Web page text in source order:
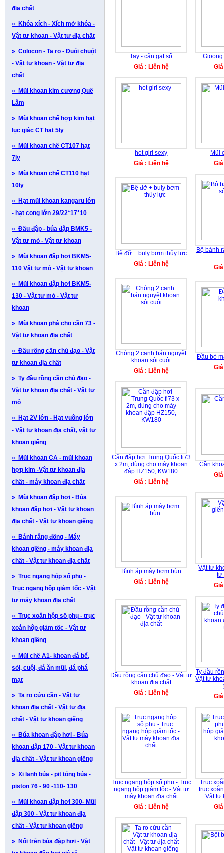
đia chất
» Khóa xích - Xích mở khóa -
Vật tư khoan - Vật tư địa chất
» Colocon - Ta ro - Đuôi chuột
- Vật tư khoan - Vật tư địa
chất
» Mũi khoan kim cương Quế
Lâm
» Mũi khoan chế hợp kim hạt
lục giác CT hat 5ly
» Mũi khoan chế CT107 hạt
7ly
» Mũi khoan chế CT110 hạt
10ly
» Hạt mũi khoan kangaru lớn
- hạt cong lớn 29/22*17*10
» Đầu đập - búa đập BMK5 -
Vật tư mỏ - Vật tư khoan
» Mũi khoan đập hơi BKM5-
110 Vật tư mỏ - Vật tư khoan
» Mũi khoan đập hơi BKM5-
130 - Vật tư mỏ - Vật tư
khoan
» Mũi khoan phá cho cần 73 -
Vật tư khoan địa chất
» Đầu rồng cần chủ đạo - Vật
tư khoan địa chất
» Ty đầu rồng cần chủ đạo -
Vật tư khoan địa chất - Vật tư
mỏ
» Hạt 2V lớn - Hạt vuông lớn
- Vật tư khoan địa chất, vật tư
khoan giếng
» Mũi khoan CA - mũi khoan
hợp kim -Vật tư khoan địa
chất - máy khoan địa chất
» Mũi khoan đập hơi - Búa
khoan đập hơi - Vật tư khoan
địa chất - Vật tư khoan giếng
» Bánh răng đồng - Máy
khoan giếng - máy khoan địa
chất - Vật tư khoan địa chất
» Trục ngang hộp số phụ -
Trục ngang hộp giảm tốc - Vật
tư máy khoan địa chất
» Trục xoắn hộp số phụ - trục
xoắn hộp giảm tốc - Vật tư
khoan giếng
» Mũi chế A1- khoan đá bể,
sỏi, cuội, đá ăn mũi, đá phá
mạt
» Ta ro cứu cần - Vật tư
khoan địa chất - Vật tư địa
chất - Vật tư khoan giếng
» Búa khoan đập hơi - Búa
khoan đập 170 - Vật tư khoan
địa chất - Vật tư khoan giếng
» Xi lanh búa - pit tông búa -
piston 76 - 90 -110- 130
» Mũi khoan đập hơi 300- Mũi
đập 300 - Vật tư khoan địa
chất - Vật tư khoan giếng
» Nối trên búa đập hơi - Vật
Tay - cần gạt số
Giá : Liên hệ
hot girl sexy
Giá : Liên hệ
Mũi
Bệ đỡ + buly bơm thủy lực
Giá : Liên hệ
Bộ bánh
Chòng 2 cạnh bán nguyệt
khoan sỏi cuội
Giá : Liên hệ
Đầu bò
Cần đập hơi Trung Quốc fi73
x 2m, dùng cho máy khoan
đập HZ150, KW180
Giá : Liên hệ
Cần
Bình áp máy bơm bùn
Giá : Liên hệ
Vật tư
tư
Đầu rồng cần chủ đạo - Vật tư
khoan địa chất
Giá : Liên hệ
Ty đầu
Vật tư
Trục ngang hộp số phụ - Trục
ngang hộp giảm tốc - Vật tư
máy khoan địa chất
Giá : Liên hệ
Trục
trục
Vật tư